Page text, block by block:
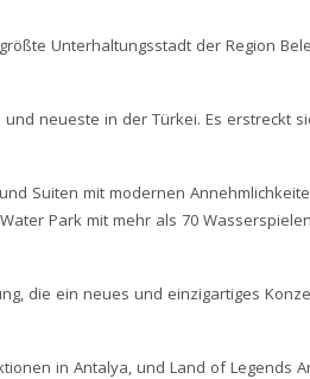
Unterhaltungsstadt der Region
neueste in der Türkei. Es erstreckt
Suiten mit modernen
Park mit mehr als 70
die ein neues und einzigartiges
in Antalya, und Land of Legends